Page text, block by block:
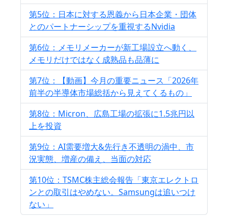
第5位：日本に対する恩義から日本企業・団体
とのパートナーシップを重視するNvidia
第6位：メモリメーカーが新工場設立へ動く、
メモリだけではなく成熟品も品薄に
第7位：【動画】今月の重要ニュース「2026年
前半の半導体市場総括から見えてくるもの」
第8位：Micron、広島工場の拡張に1.5兆円以
上を投資
第9位：AI需要増大&先行き不透明の渦中、市
況実態、増産の備え、当面の対応
第10位：TSMC株主総会報告「東京エレクトロ
ンとの取引はやめない。Samsungは追いつけ
ない」